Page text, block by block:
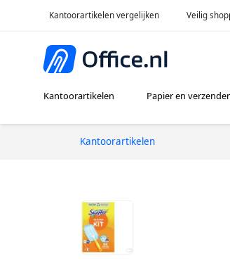
Kantoorartikelen vergelijken Veilig
Kantoorartikelen Papier en
Kantoorartikelen